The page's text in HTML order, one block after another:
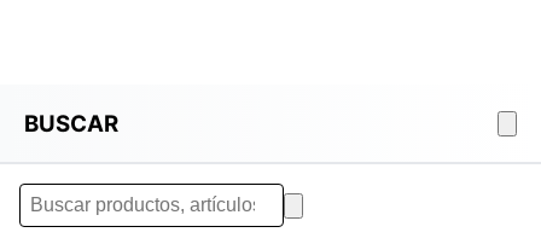
BUSCAR